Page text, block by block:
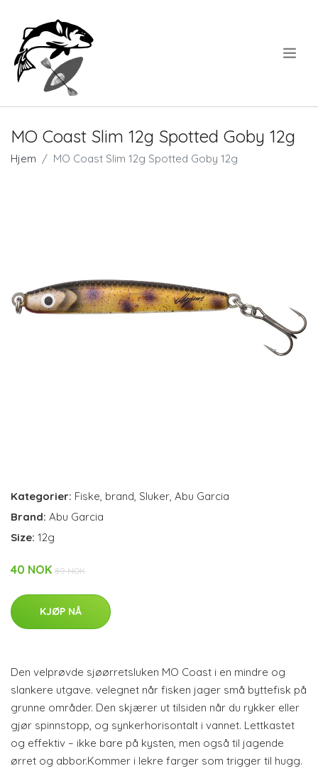
MO Coast Slim 12g Spotted Goby 12g
Hjem MO Coast Slim 12g Spotted Goby 12g
Kategorier: Fiske, brand, Sluker, Abu Garcia
Brand: Abu Garcia
Size: 12g
40 NOK 89 NOK
KJØP NÅ
Den velprøvde sjøørretsluken MO Coast i en mindre og
slankere utgave. velegnet når fisken jager små byttefisk på
grunne områder. Den skjærer ut tilsiden når du rykker eller
gjør spinnstopp, og synkerhorisontalt i vannet. Lettkastet
og effektiv – ikke bare på kysten, men også til jagende
ørret og abbor.Kommer i lekre farger som trigger til hugg.